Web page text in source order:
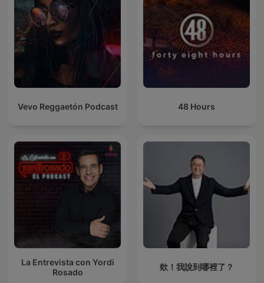
Vevo Reggaetón Podcast 48 Hours
La Entrevista con Yordi
Rosado
欸！我說到哪裡了？